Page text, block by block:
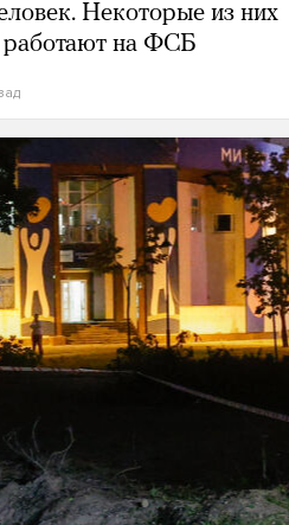
Некоторые из них
работают на ФСБ